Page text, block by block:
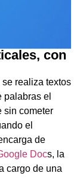
con
realiza textos
palabras el
sin cometer
el
de
Docs, la
cargo de una